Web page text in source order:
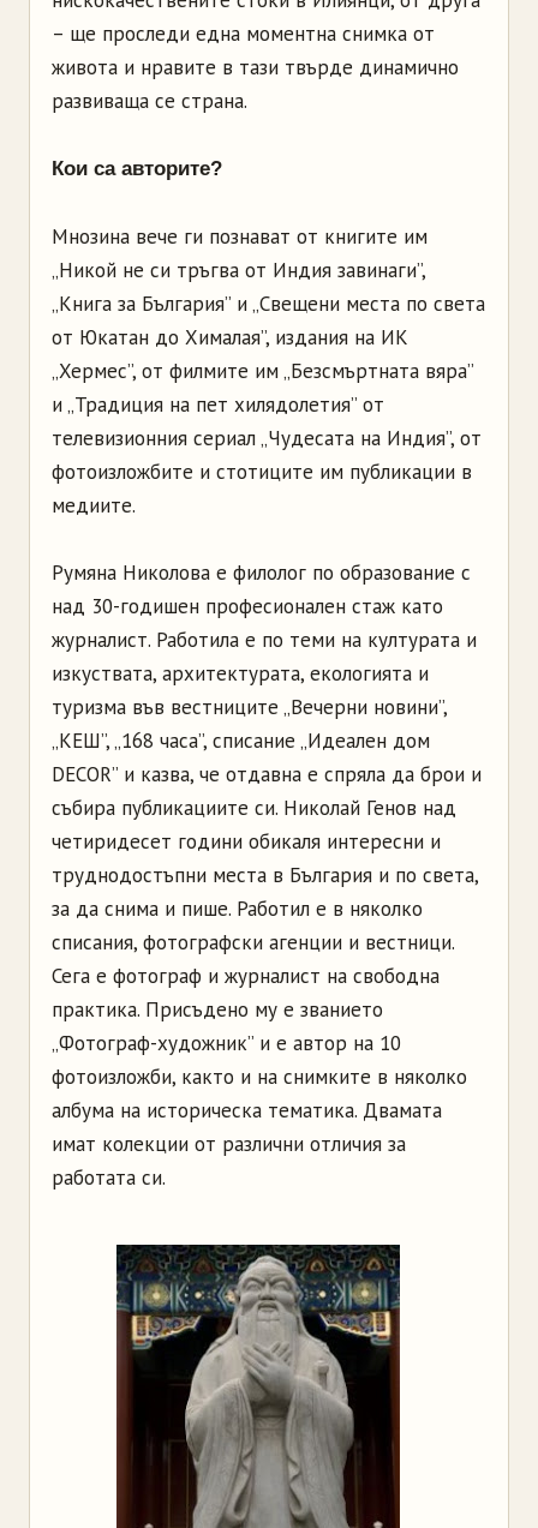
– ще проследи една моментна снимка от
живота и нравите в тази твърде динамично
развиваща се страна.
Кои са авторите?
Мнозина вече ги познават от книгите им
„Никой не си тръгва от Индия завинаги”,
„Книга за България” и „Свещени места по света
от Юкатан до Хималая”, издания на ИК
„Хермес”, от филмите им „Безсмъртната вяра”
и „Традиция на пет хилядолетия” от
телевизионния сериал „Чудесата на Индия”, от
фотоизложбите и стотиците им публикации в
медиите.
Румяна Николова е филолог по образование с
над 30-годишен професионален стаж като
журналист. Работила е по теми на културата и
изкуствата, архитектурата, екологията и
туризма във вестниците „Вечерни новини”,
„КЕШ”, „168 часа”, списание „Идеален дом
DECOR” и казва, че отдавна е спряла да брои и
събира публикациите си. Николай Генов над
четиридесет години обикаля интересни и
труднодостъпни места в България и по света,
за да снима и пише. Работил е в няколко
списания, фотографски агенции и вестници.
Сега е фотограф и журналист на свободна
практика. Присъдено му е званието
„Фотограф-художник” и е автор на 10
фотоизложби, както и на снимките в няколко
албума на историческа тематика. Двамата
имат колекции от различни отличия за
работата си.